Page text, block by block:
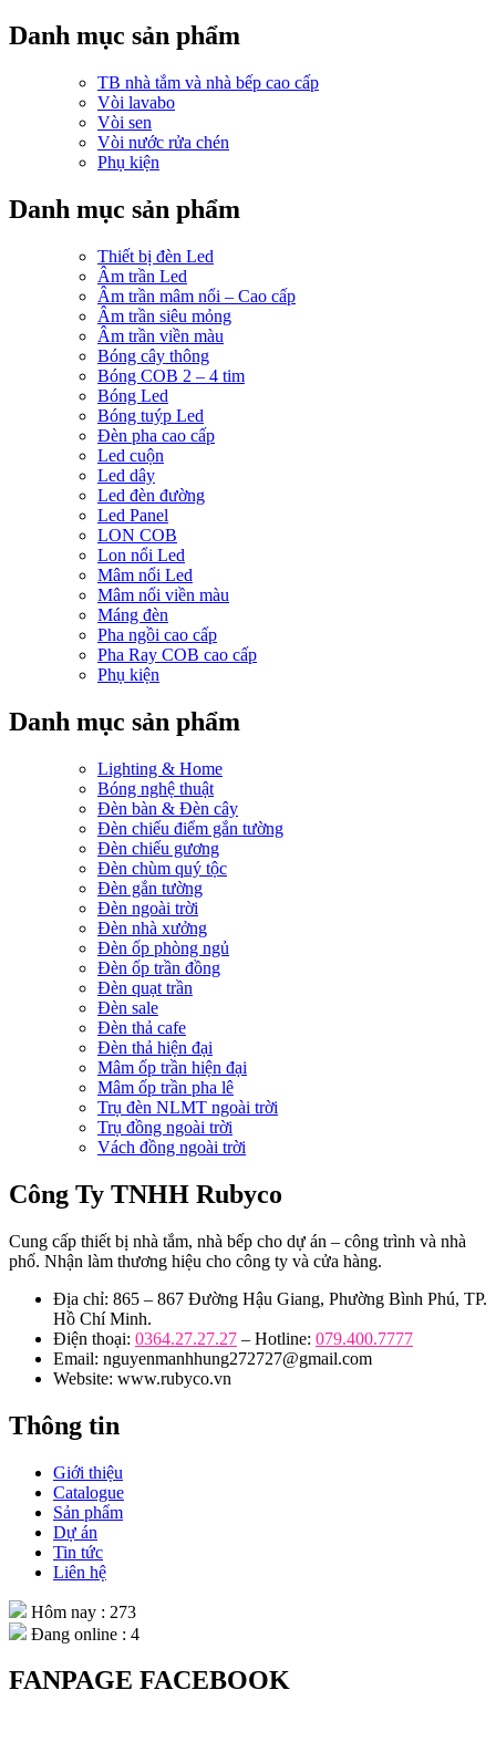
Danh mục sản phẩm
TB nhà tắm và nhà bếp cao cấp
Vòi lavabo
Vòi sen
Vòi nước rửa chén
Phụ kiện
Danh mục sản phẩm
Thiết bị đèn Led
Âm trần Led
Âm trần mâm nổi – Cao cấp
Âm trần siêu mỏng
Âm trần viền màu
Bóng cây thông
Bóng COB 2 – 4 tim
Bóng Led
Bóng tuýp Led
Đèn pha cao cấp
Led cuộn
Led dây
Led đèn đường
Led Panel
LON COB
Lon nổi Led
Mâm nổi Led
Mâm nổi viền màu
Máng đèn
Pha ngồi cao cấp
Pha Ray COB cao cấp
Phụ kiện
Danh mục sản phẩm
Lighting & Home
Bóng nghệ thuật
Đèn bàn & Đèn cây
Đèn chiếu điểm gắn tường
Đèn chiếu gương
Đèn chùm quý tộc
Đèn gắn tường
Đèn ngoài trời
Đèn nhà xưởng
Đèn ốp phòng ngủ
Đèn ốp trần đồng
Đèn quạt trần
Đèn sale
Đèn thả cafe
Đèn thả hiện đại
Mâm ốp trần hiện đại
Mâm ốp trần pha lê
Trụ đèn NLMT ngoài trời
Trụ đồng ngoài trời
Vách đồng ngoài trời
Công Ty TNHH Rubyco
Cung cấp thiết bị nhà tắm, nhà bếp cho dự án – công trình và nhà
phố. Nhận làm thương hiệu cho công ty và cửa hàng.
Địa chỉ: 865 – 867 Đường Hậu Giang, Phường Bình Phú, TP.
Hồ Chí Minh.
Điện thoại: 0364.27.27.27 – Hotline: 079.400.7777
Email: nguyenmanhhung272727@gmail.com
Website: www.rubyco.vn
Thông tin
Giới thiệu
Catalogue
Sản phẩm
Dự án
Tin tức
Liên hệ
Hôm nay : 273
Đang online : 4
FANPAGE FACEBOOK